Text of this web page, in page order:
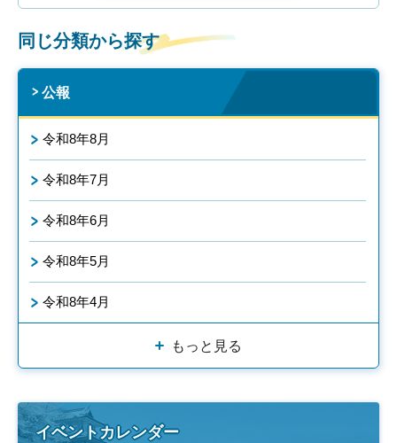
同じ分類から探す
公報
令和8年8月
令和8年7月
令和8年6月
令和8年5月
令和8年4月
もっと見る
イベントカレンダー